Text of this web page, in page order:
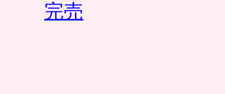
完売